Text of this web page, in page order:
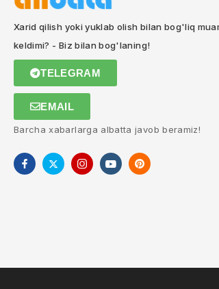
Xarid qilish yoki yuklab olish bilan bog'liq
keldimi? - Biz bilan bog'laning!
TELEGRAM
EMAIL
Barcha xabarlarga albatta javob beramiz!